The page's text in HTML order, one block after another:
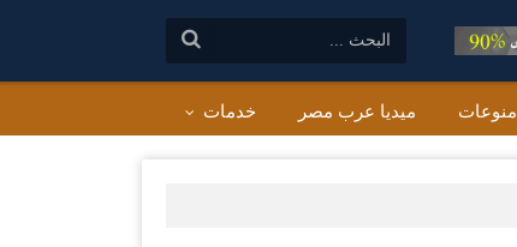
منوعات ميديا عرب مصر خدمات